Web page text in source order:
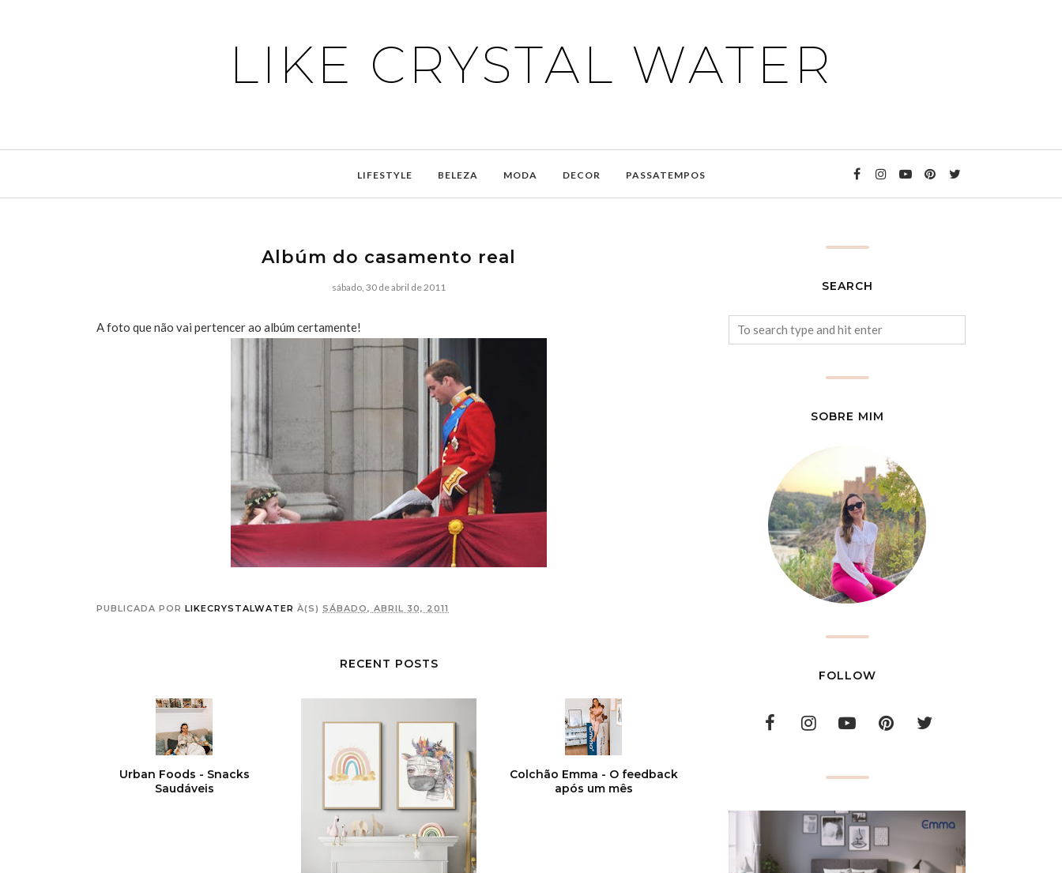
LIKE CRYSTAL WATER
LIFESTYLE BELEZA MODA DECOR PASSATEMPOS
Albúm do casamento real
sábado, 30 de abril de 2011
A foto que não vai pertencer ao albúm certamente!
PUBLICADA POR LIKECRYSTALWATER À(S) SÁBADO, ABRIL 30, 2011
RECENT POSTS
Urban Foods - Snacks
Saudáveis
Colchão Emma - O feedback
após um mês
SEARCH
SOBRE MIM
FOLLOW